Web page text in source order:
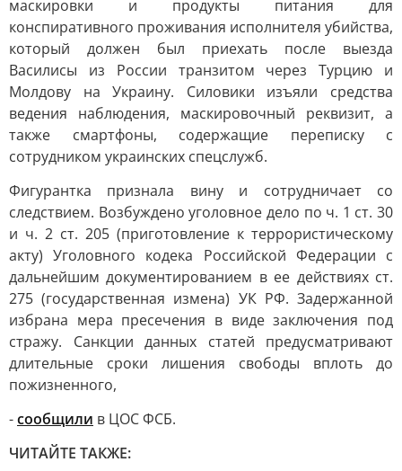
маскировки и продукты питания для
конспиративного проживания исполнителя убийства,
который должен был приехать после выезда
Василисы из России транзитом через Турцию и
Молдову на Украину. Силовики изъяли средства
ведения наблюдения, маскировочный реквизит, а
также смартфоны, содержащие переписку с
сотрудником украинских спецслужб.
Фигурантка признала вину и сотрудничает со
следствием. Возбуждено уголовное дело по ч. 1 ст. 30
и ч. 2 ст. 205 (приготовление к террористическому
акту) Уголовного кодека Российской Федерации с
дальнейшим документированием в ее действиях ст.
275 (государственная измена) УК РФ. Задержанной
избрана мера пресечения в виде заключения под
стражу. Санкции данных статей предусматривают
длительные сроки лишения свободы вплоть до
пожизненного,
-сообщили в ЦОС ФСБ.
ЧИТАЙТЕ ТАКЖЕ: